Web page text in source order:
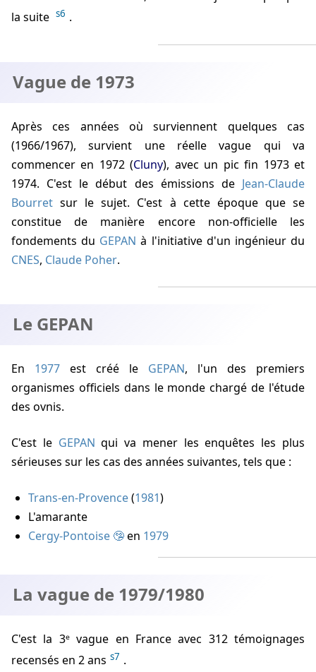
la suite s6 .
Vague de 1973
Après ces années où surviennent quelques cas
(1966/1967), survient une réelle vague qui va
commencer en 1972 (Cluny), avec un pic fin 1973 et
1974. C'est le début des émissions de Jean-Claude
Bourret sur le sujet. C'est à cette époque que se
constitue de manière encore non-officielle les
fondements du GEPAN à l'initiative d'un ingénieur du
CNES, Claude Poher.
Le GEPAN
En 1977 est créé le GEPAN, l'un des premiers
organismes officiels dans le monde chargé de l'étude
des ovnis.
C'est le GEPAN qui va mener les enquêtes les plus
sérieuses sur les cas des années suivantes, tels que :
Trans-en-Provence(1981)
L'amarante
Cergy-Pontoise
en 1979
La vague de 1979/1980
C'est la 3ᵉ vague en France avec 312 témoignages
recensés en 2 ans s7 .